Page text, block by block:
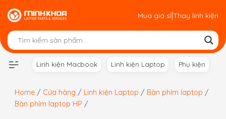
Skip
to
content
Mua giá sỉ|Thay linh kiện
Linh kiện Macbook Linh kiện Laptop Phụ kiện
Home / Cửa hàng / Linh kiện Laptop / Bàn phím laptop /
Bàn phím laptop HP /